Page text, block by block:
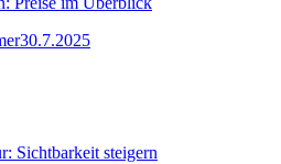
30.7.2025
Sichtbarkeit steigern